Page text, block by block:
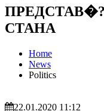
СТАНА
Home
News
Politics
22.01.2020 11:12